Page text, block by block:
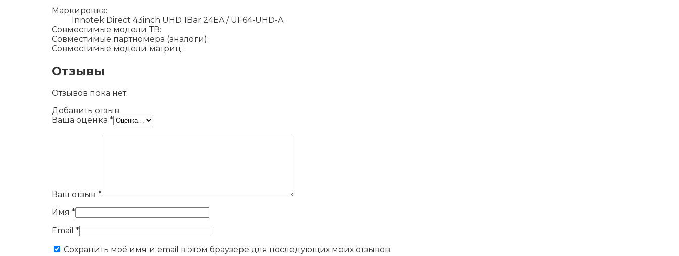
Маркировка:
Innotek Direct 43inch UHD 1Bar 24EA / UF64-UHD-A
Совместимые модели ТВ:
Совместимые партномера (аналоги):
Совместимые модели матриц:
Отзывы
Отзывов пока нет.
Добавить отзыв
Ваша оценка *
Ваш отзыв *
Имя *
Email *
Сохранить моё имя и email в этом браузере для последующих моих отзывов.